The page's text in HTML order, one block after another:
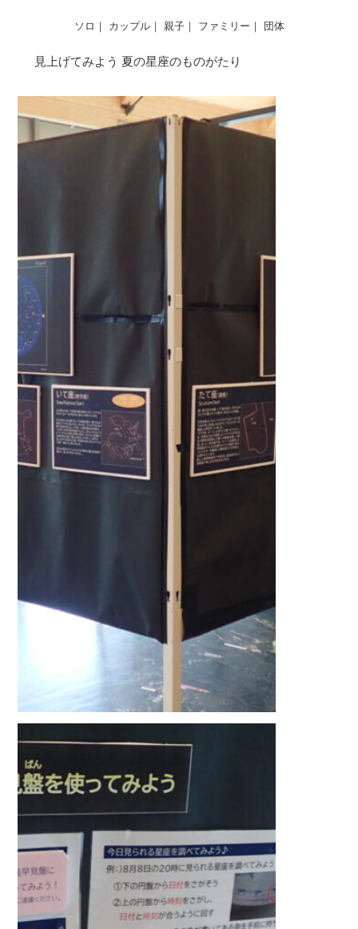
ソロ｜ カップル｜ 親子｜ ファミリー｜ 団体
見上げてみよう 夏の星座のものがたり